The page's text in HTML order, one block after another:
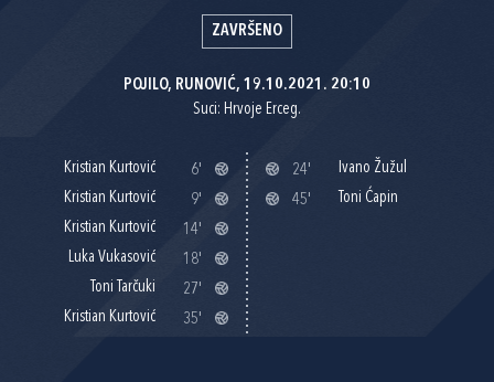
ZAVRŠENO
POJILO, RUNOVIĆ, 19.10.2021. 20:10
Suci: Hrvoje Erceg.
Kristian Kurtović
6'
Kristian Kurtović
9'
Kristian Kurtović
14'
Luka Vukasović
18'
Toni Tarčuki
27'
Kristian Kurtović
35'
24'
Ivano Žužul
45'
Toni Ćapin